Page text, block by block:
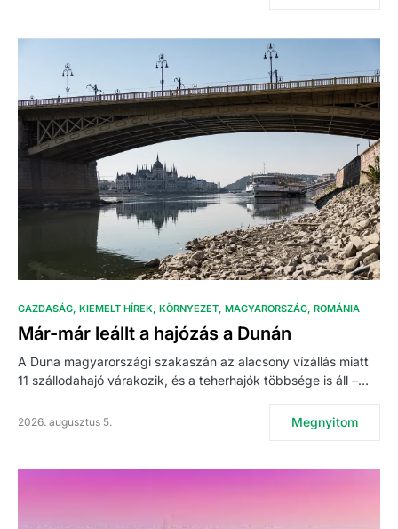
GAZDASÁG KIEMELT HÍREK KÖRNYEZET MAGYARORSZÁG ROMÁNIA
Már-már leállt a hajózás a Dunán
A Duna magyarországi szakaszán az alacsony vízállás miatt
11 szállodahajó várakozik, és a teherhajók többsége is áll –…
2026. augusztus 5. Megnyitom